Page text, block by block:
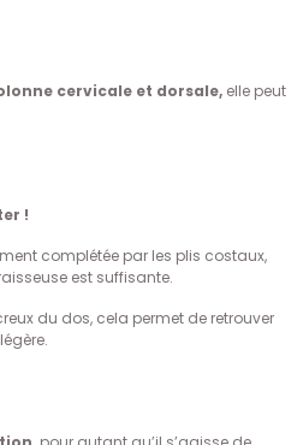
cervicale et dorsale, elle peut
!
complétée par les plis costaux,
est suffisante.
du dos, cela permet de retrouver